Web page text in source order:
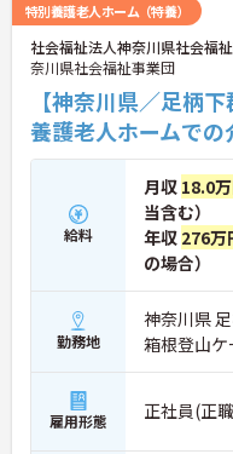
特別養護老人ホーム（特養）
社会福祉法人神奈川県社会福
奈川県社会福祉事業団
【神奈川県／足柄
養護老人ホームで
給料
月収 18.0
当含む）
年収 276万
の場合）
勤務地
神奈川県
箱根登山
雇用形態 正社員(正